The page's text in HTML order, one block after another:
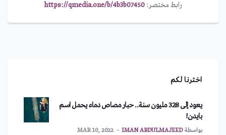
رابط مختصر: https://qmedia.one/b/4b3b07450
اخترنا لكم
يعود إلى 328 مليون سنة.. حبار مصاص دماء يحمل اسم
بايدن!
بواسطةIMAN ABDULMAJEED
MAR 10, 2022